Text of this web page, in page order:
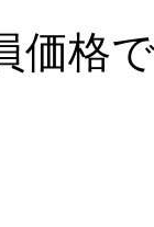
価格